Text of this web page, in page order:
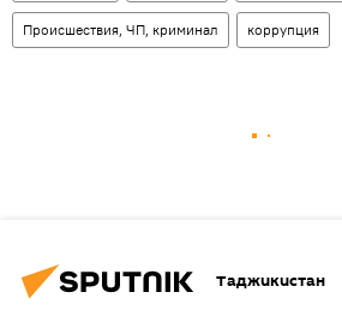
Происшествия, ЧП, криминал коррупция
Таджикистан